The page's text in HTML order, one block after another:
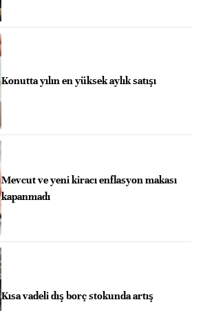
Konutta yılın en yüksek aylık satışı
Mevcut ve yeni kiracı enflasyon makası
kapanmadı
Kısa vadeli dış borç stokunda artış